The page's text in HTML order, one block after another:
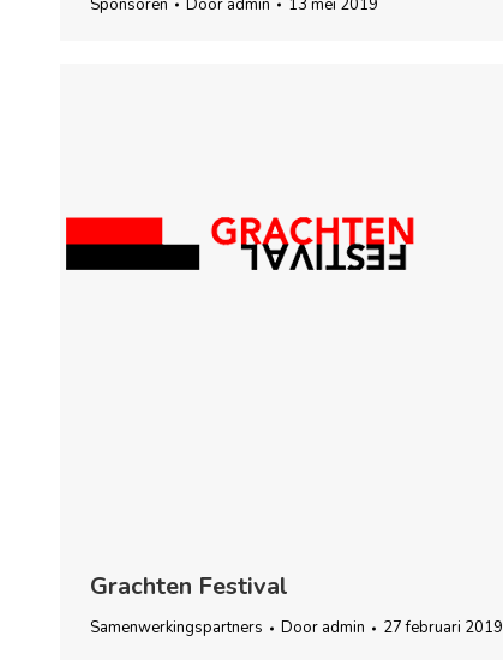
Grachten Festival
Samenwerkingspartners Door admin 27 februari 2019